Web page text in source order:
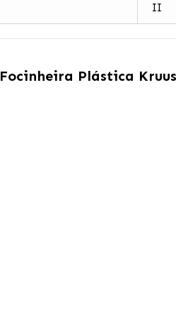
II
Focinheira Plástica